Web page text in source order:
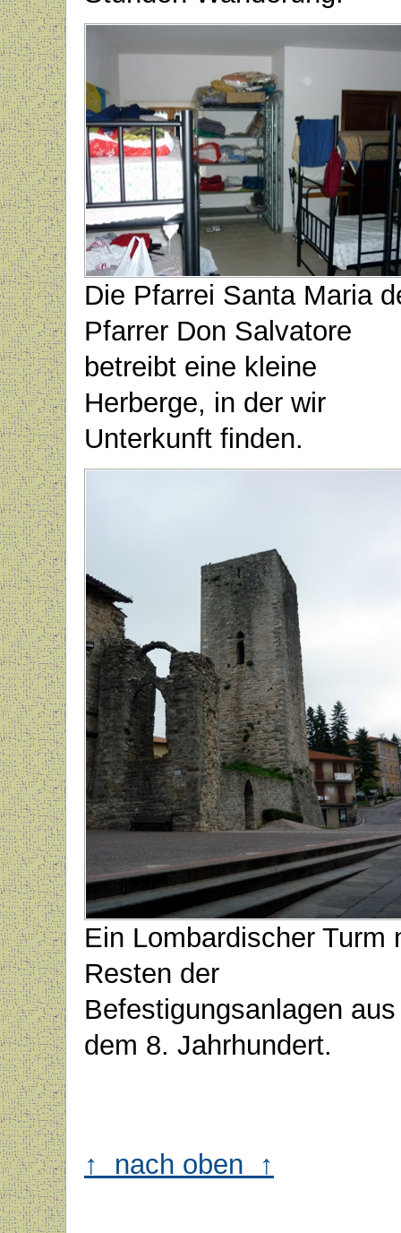
Die Pfarrei Santa Maria
Pfarrer Don Salvatore
betreibt eine kleine
Herberge, in der wir
Unterkunft finden.
Ein Lombardischer Turm
Resten der
Befestigungsanlagen aus
dem 8. Jahrhundert.
↑ nach oben ↑